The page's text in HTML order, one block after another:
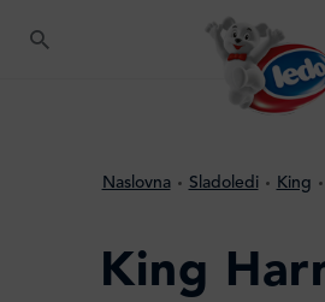
Naslovna Sladoledi King
King